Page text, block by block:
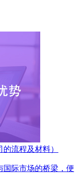
流程及材料）
国际市场的桥梁，便